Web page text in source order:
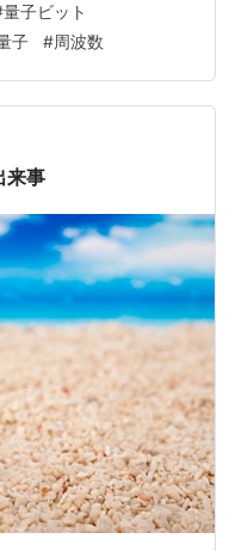
愛子の昔の心霊番組を
験があったが、 まあ、
と思いながら見ていた
ほら、そこに、ひとり
子の顔もやっぱり怖
量子ビット
子 #周波数
来事